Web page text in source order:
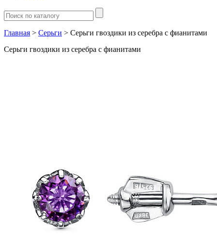
Главная > Серьги > Серьги гвоздики из серебра с фианитами
Серьги гвоздики из серебра с фианитами